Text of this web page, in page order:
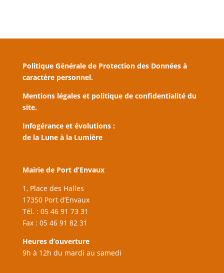
Politique Générale de Protection des Données à
caractère personnel.
Mentions légales et politique de confidentialité du
site.
Infogérance et évolutions :
de la Lune à la Lumière
Mairie de Port d’Envaux
1, Place des Halles
17350 Port d’Envaux
Tél. : 05 46 91 73 31
Fax : 05 46 91 82 31
Heures d’ouverture
9h à 12h du mardi au samedi